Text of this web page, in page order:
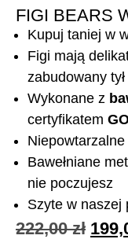
FIGI BEARS
Kupuj taniej w
Figi mają
zabudowany tył
Wykonane z
certyfikatem
Bawełniane
nie poczujesz
Szyte w naszej
222,00zł